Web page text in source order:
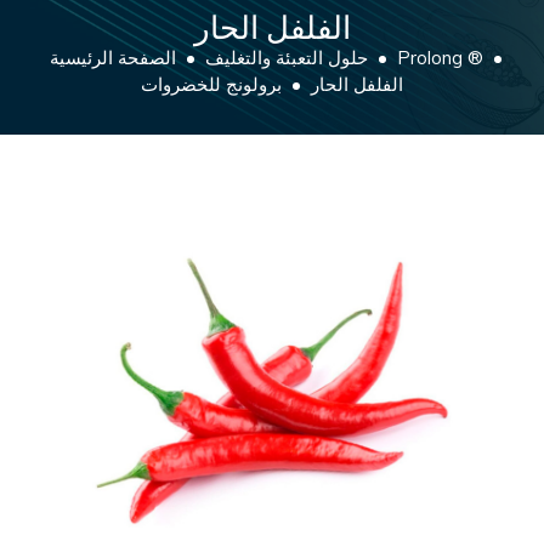
الفلفل الحار
الصفحة الرئيسية حلول التعبئة والتغليف
Prolong ®
برولونج للخضروات
الفلفل الحار